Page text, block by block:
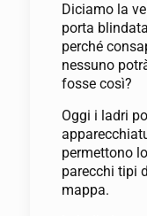
Diciamo la
porta
perché
nessuno
fosse così?
Oggi i ladri
permettono
parecchi tipi
mappa.